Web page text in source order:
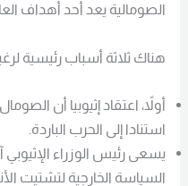
الصومالية يعد أحد أهداف
هناك ثلاثة أسباب رئيسية
أولاً، اعتقاد إثيوبيا أن
استنادا إلى الحرب الباردة.
يسعى رئيس الوزراء
السياسة الخارجية لتشتيت